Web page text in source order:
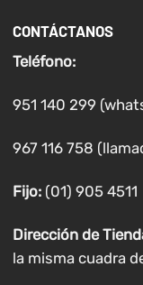
CONTÁCTANOS
Teléfono:
951 140 299
967 116 758
Fijo:(01) 905 4511
Dirección de
la misma cuadra